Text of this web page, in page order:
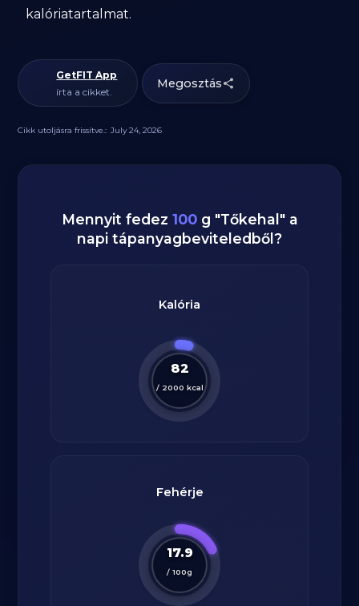
kalóriatartalmat.
GetFIT App
írta a cikket.
Megosztás
Cikk utoljásra frissítve.: July 24, 2026
Mennyit fedez 100 g "Tőkehal " a
napi tápanyagbeviteledből?
Kalória
82
/ 2000 kcal
Fehérje
17.9
/ 100g